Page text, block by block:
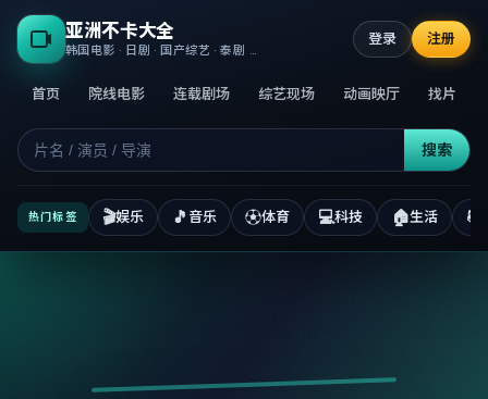
亚洲不卡大全
首页 院线电影 连载剧场 综艺现场 动画映厅 找片
搜索
登录 注册
热门标签 🎬娱乐 🎵 音乐 ⚽体育 💻科技 🏠生活 📚